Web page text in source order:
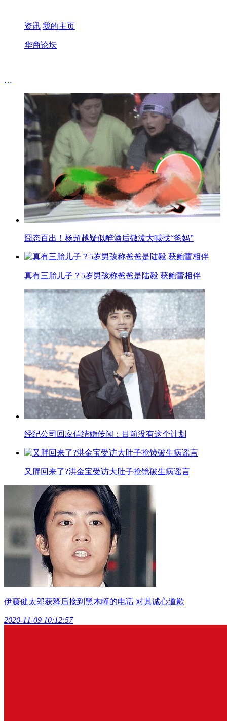
资讯 我的主页
华商论坛
…
囧态百出！杨超越疑似醉酒后撒泼大喊找“爸妈”
真有三胎儿子？5岁男孩称爸爸是陆毅 获鲍蕾相伴
经纪公司回应信结婚传闻：目前没有这个计划
又胖回来了?洪金宝受访大肚子抢镜破生病谣言
伊藤健太郎获释后接到黑木瞳的电话 对其诚心道歉
2020-11-09 10:12:57